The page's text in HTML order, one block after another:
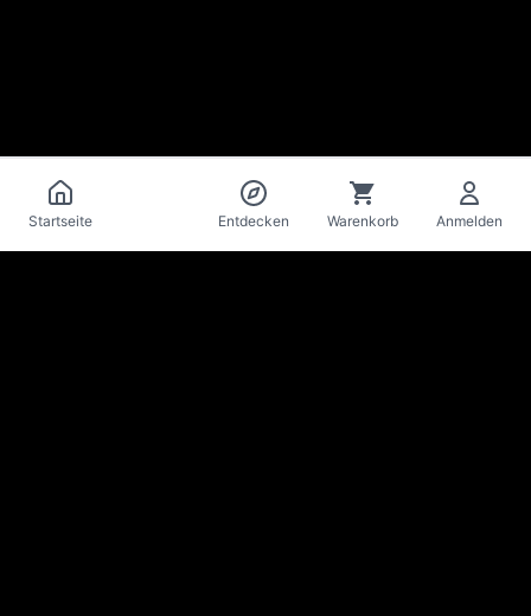
Startseite Entdecken Warenkorb Anmelden